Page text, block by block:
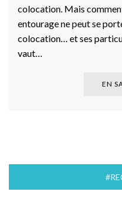
colocation. Mais
entourage ne peut se
colocation… et ses
vaut…
EN